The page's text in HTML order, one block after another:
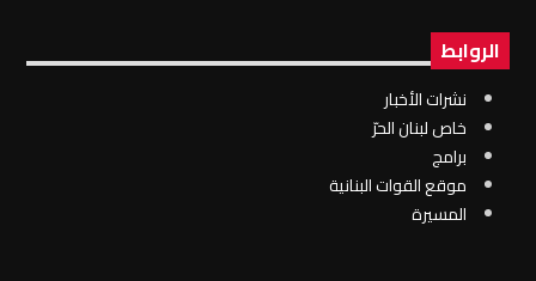
الروابط
نشرات الأخبار
خاص لبنان الحرّ
برامج
موقع القوات البنانية
المسيرة